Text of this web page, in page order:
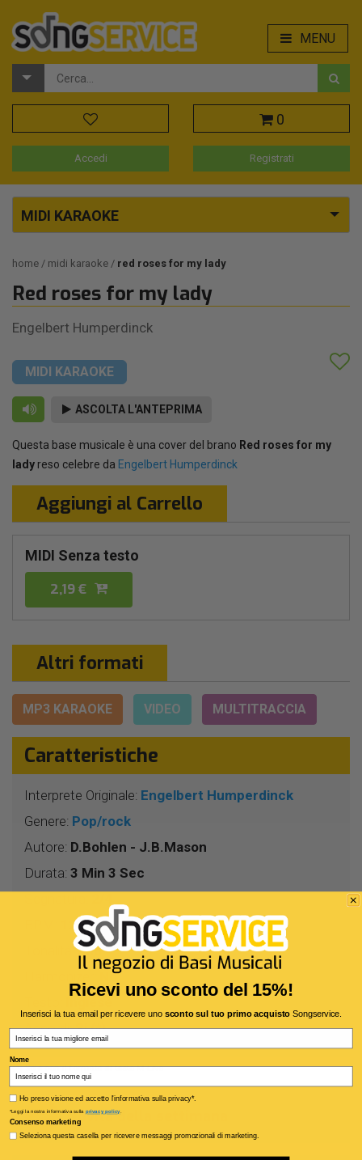
MENU
0
Accedi Registrati
MIDI KARAOKE
home midi karaoke red roses for my lady
Red roses for my lady
Engelbert Humperdinck
MIDI KARAOKE
ASCOLTA L'ANTEPRIMA
Questa base musicale è una cover del brano Red roses for my
lady reso celebre da Engelbert Humperdinck
Aggiungi al Carrello
MIDI Senza testo
2,19 €
Altri formati
MP3 KARAOKE VIDEO MULTITRACCIA
Caratteristiche
Interprete Originale: Engelbert Humperdinck
Genere: Pop/rock
Autore: D.Bohlen - J.B.Mason
Durata: 3 Min 3 Sec
126
Tonalità:MIb
No
Accordi:Si (*)
(*) Solo con il formato di testo M-Live
Novità della settimana
Ricevi uno sconto del 15%!
Inserisci la tua email per ricevere uno sconto sul tuo primo acquistoSongservice.
Nome
Privacy policy
Ho preso visione ed accetto l'informativa sulla privacy*.
*Leggi la nostra informativa sulla privacy policy.
Consenso marketing
Seleziona questa casella per ricevere messaggi promozionali di marketing.